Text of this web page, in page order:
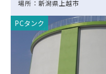
場所：新潟県上越市
PCタンク